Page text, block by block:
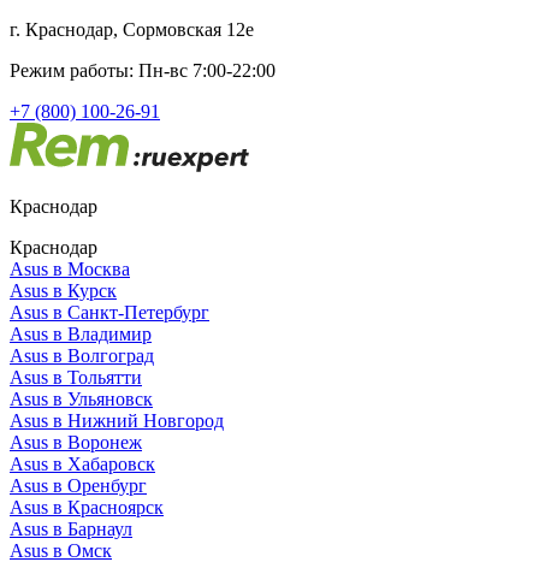
г. Краснодар, Сормовская 12е
Режим работы: Пн-вс 7:00-22:00
+7 (800) 100-26-91
Краснодар
Краснодар
Asus в Москва
Asus в Курск
Asus в Санкт-Петербург
Asus в Владимир
Asus в Волгоград
Asus в Тольятти
Asus в Ульяновск
Asus в Нижний Новгород
Asus в Воронеж
Asus в Хабаровск
Asus в Оренбург
Asus в Красноярск
Asus в Барнаул
Asus в Омск